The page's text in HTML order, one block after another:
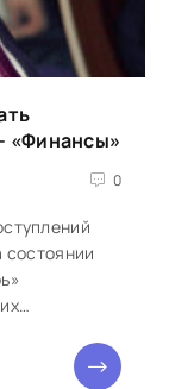
«Финансы»
0